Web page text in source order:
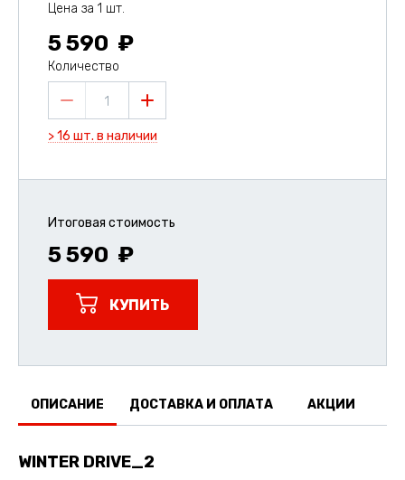
Цена за 1 шт.
5 590
Количество
1
> 16 шт. в наличии
Итоговая стоимость
5 590
КУПИТЬ
ОПИСАНИЕ ДОСТАВКА И ОПЛАТА АКЦИИ
WINTER DRIVE_2